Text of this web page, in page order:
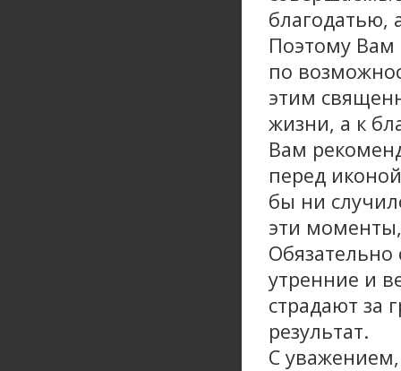
благодатью,
Поэтому Вам
по
этим
жизни, а к
Вам
перед
бы ни
эти
утренние и
страдают за
результат.
С уважением,